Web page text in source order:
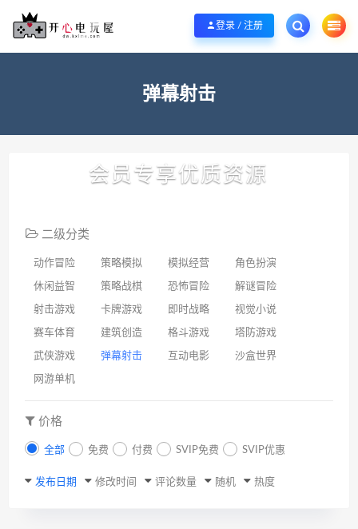
欢迎您光临开心电玩屋，本站专注分享精品整合游戏！销售只是起点！服务永无
登录 / 注册
弹幕射击
会员专享优质资源
二级分类
动作冒险 策略模拟 模拟经营 角色扮演
休闲益智 策略战棋 恐怖冒险 解谜冒险
射击游戏 卡牌游戏 即时战略 视觉小说
赛车体育 建筑创造 格斗游戏 塔防游戏
武侠游戏 弹幕射击 互动电影 沙盒世界
网游单机
价格
全部 免费 付费 SVIP免费 SVIP优惠
发布日期 修改时间 评论数量 随机 热度